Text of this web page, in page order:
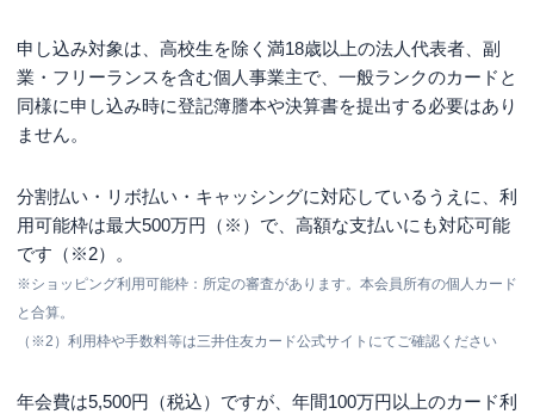
申し込み対象は、高校生を除く満18歳以上の法人代表者、副
業・フリーランスを含む個人事業主で、一般ランクのカードと
同様に申し込み時に登記簿謄本や決算書を提出する必要はあり
ません。
分割払い・リボ払い・キャッシングに対応しているうえに、利
用可能枠は最大500万円（※）で、高額な支払いにも対応可能
です（※2）。
※ショッピング利用可能枠：所定の審査があります。本会員所有の個人カード
と合算。
（※2）利用枠や手数料等は三井住友カード公式サイトにてご確認ください
年会費は5,500円（税込）ですが、年間100万円以上のカード利